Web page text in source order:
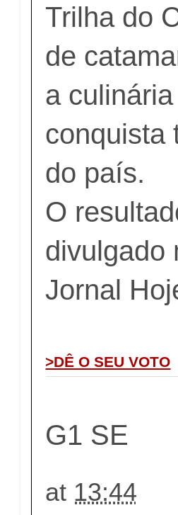
Trilha do
de
a
conquista
do país.
O
divulgado
Jornal
>DÊ O SEU VOTO
G1 SE
at 13:44